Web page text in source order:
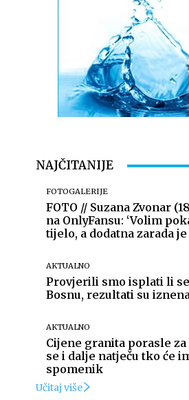
NAJČITANIJE
FOTOGALERIJE
FOTO // Suzana Zvonar
na OnlyFansu: ‘Volim
tijelo, a dodatna zarada je
AKTUALNO
Provjerili smo isplati li
Bosnu, rezultati su
AKTUALNO
Cijene granita porasle za
se i dalje natječu tko će
spomenik
Učitaj više